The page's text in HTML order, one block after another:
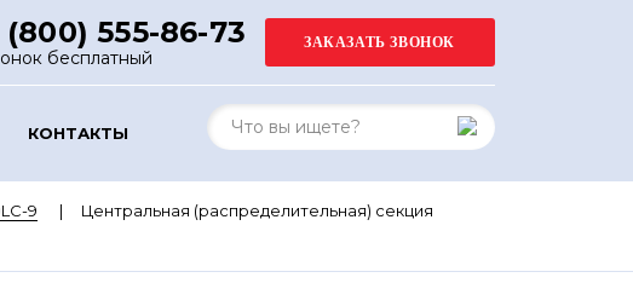
(800) 555-86-73
бесплатный
КОНТАКТЫ
9
Центральная (распределительная) секция